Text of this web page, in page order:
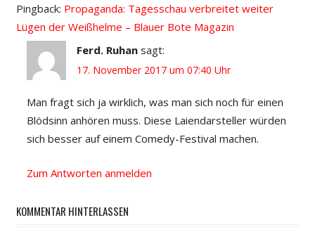
Pingback: Propaganda: Tagesschau verbreitet weiter
Lügen der Weißhelme – Blauer Bote Magazin
Ferd. Ruhan sagt:
17. November 2017 um 07:40 Uhr
Man fragt sich ja wirklich, was man sich noch für einen
Blödsinn anhören muss. Diese Laiendarsteller würden
sich besser auf einem Comedy-Festival machen.
Zum Antworten anmelden
KOMMENTAR HINTERLASSEN